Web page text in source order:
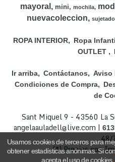
mayoral mini mochila
nuevacoleccion
ROPA INTERIOR Ropa
OUTLET
Ir arriba Contáctanos Aviso
Condiciones de Compra
de
Sant Miquel 9 - 43560 La
angelaauladell@live.com |
48/
(*) Precios con
Usamos cookies de terceros para
obtener estadísticas anónimas. Si
acepta el uso de cookies.